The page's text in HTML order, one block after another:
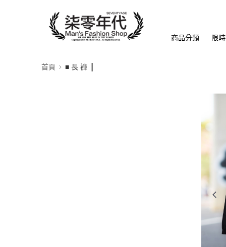
商品分類 限
首頁 ■ 長 褲 ║